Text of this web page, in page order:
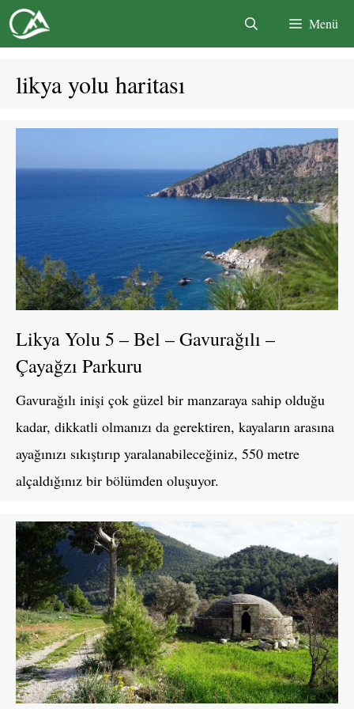
İçeriğe
atla
Menü
likya yolu haritası
Likya Yolu 5 – Bel – Gavurağılı –
Çayağzı Parkuru
Gavurağılı inişi çok güzel bir manzaraya sahip olduğu
kadar, dikkatli olmanızı da gerektiren, kayaların arasına
ayağınızı sıkıştırıp yaralanabileceğiniz, 550 metre
alçaldığınız bir bölümden oluşuyor.